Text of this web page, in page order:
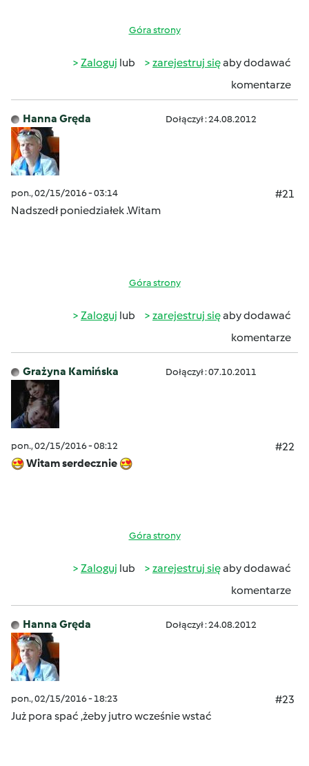
Góra strony
Zaloguj lub zarejestruj sięaby dodawać
komentarze
Hanna Gręda Dołączył : 24.08.2012
pon., 02/15/2016 - 03:14
#21
Nadszedł poniedziałek .Witam
Góra strony
Zaloguj lub zarejestruj sięaby dodawać
komentarze
Grażyna Kamińska Dołączył : 07.10.2011
pon., 02/15/2016 - 08:12
#22
Witam serdecznie
Góra strony
Zaloguj lub zarejestruj sięaby dodawać
komentarze
Hanna Gręda Dołączył : 24.08.2012
pon., 02/15/2016 - 18:23
#23
Już pora spać ,żeby jutro wcześnie wstać